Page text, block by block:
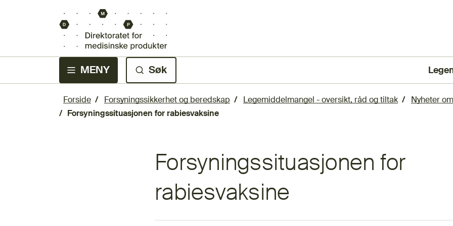
MENY Søk
Forside Forsyningssikkerhet og beredskap Legemiddelmangel - oversikt, råd og tiltak
Nyheter
Forsyningssituasjonen for rabiesvaksine
Forsyningssituasjonen for
rabiesvaksine